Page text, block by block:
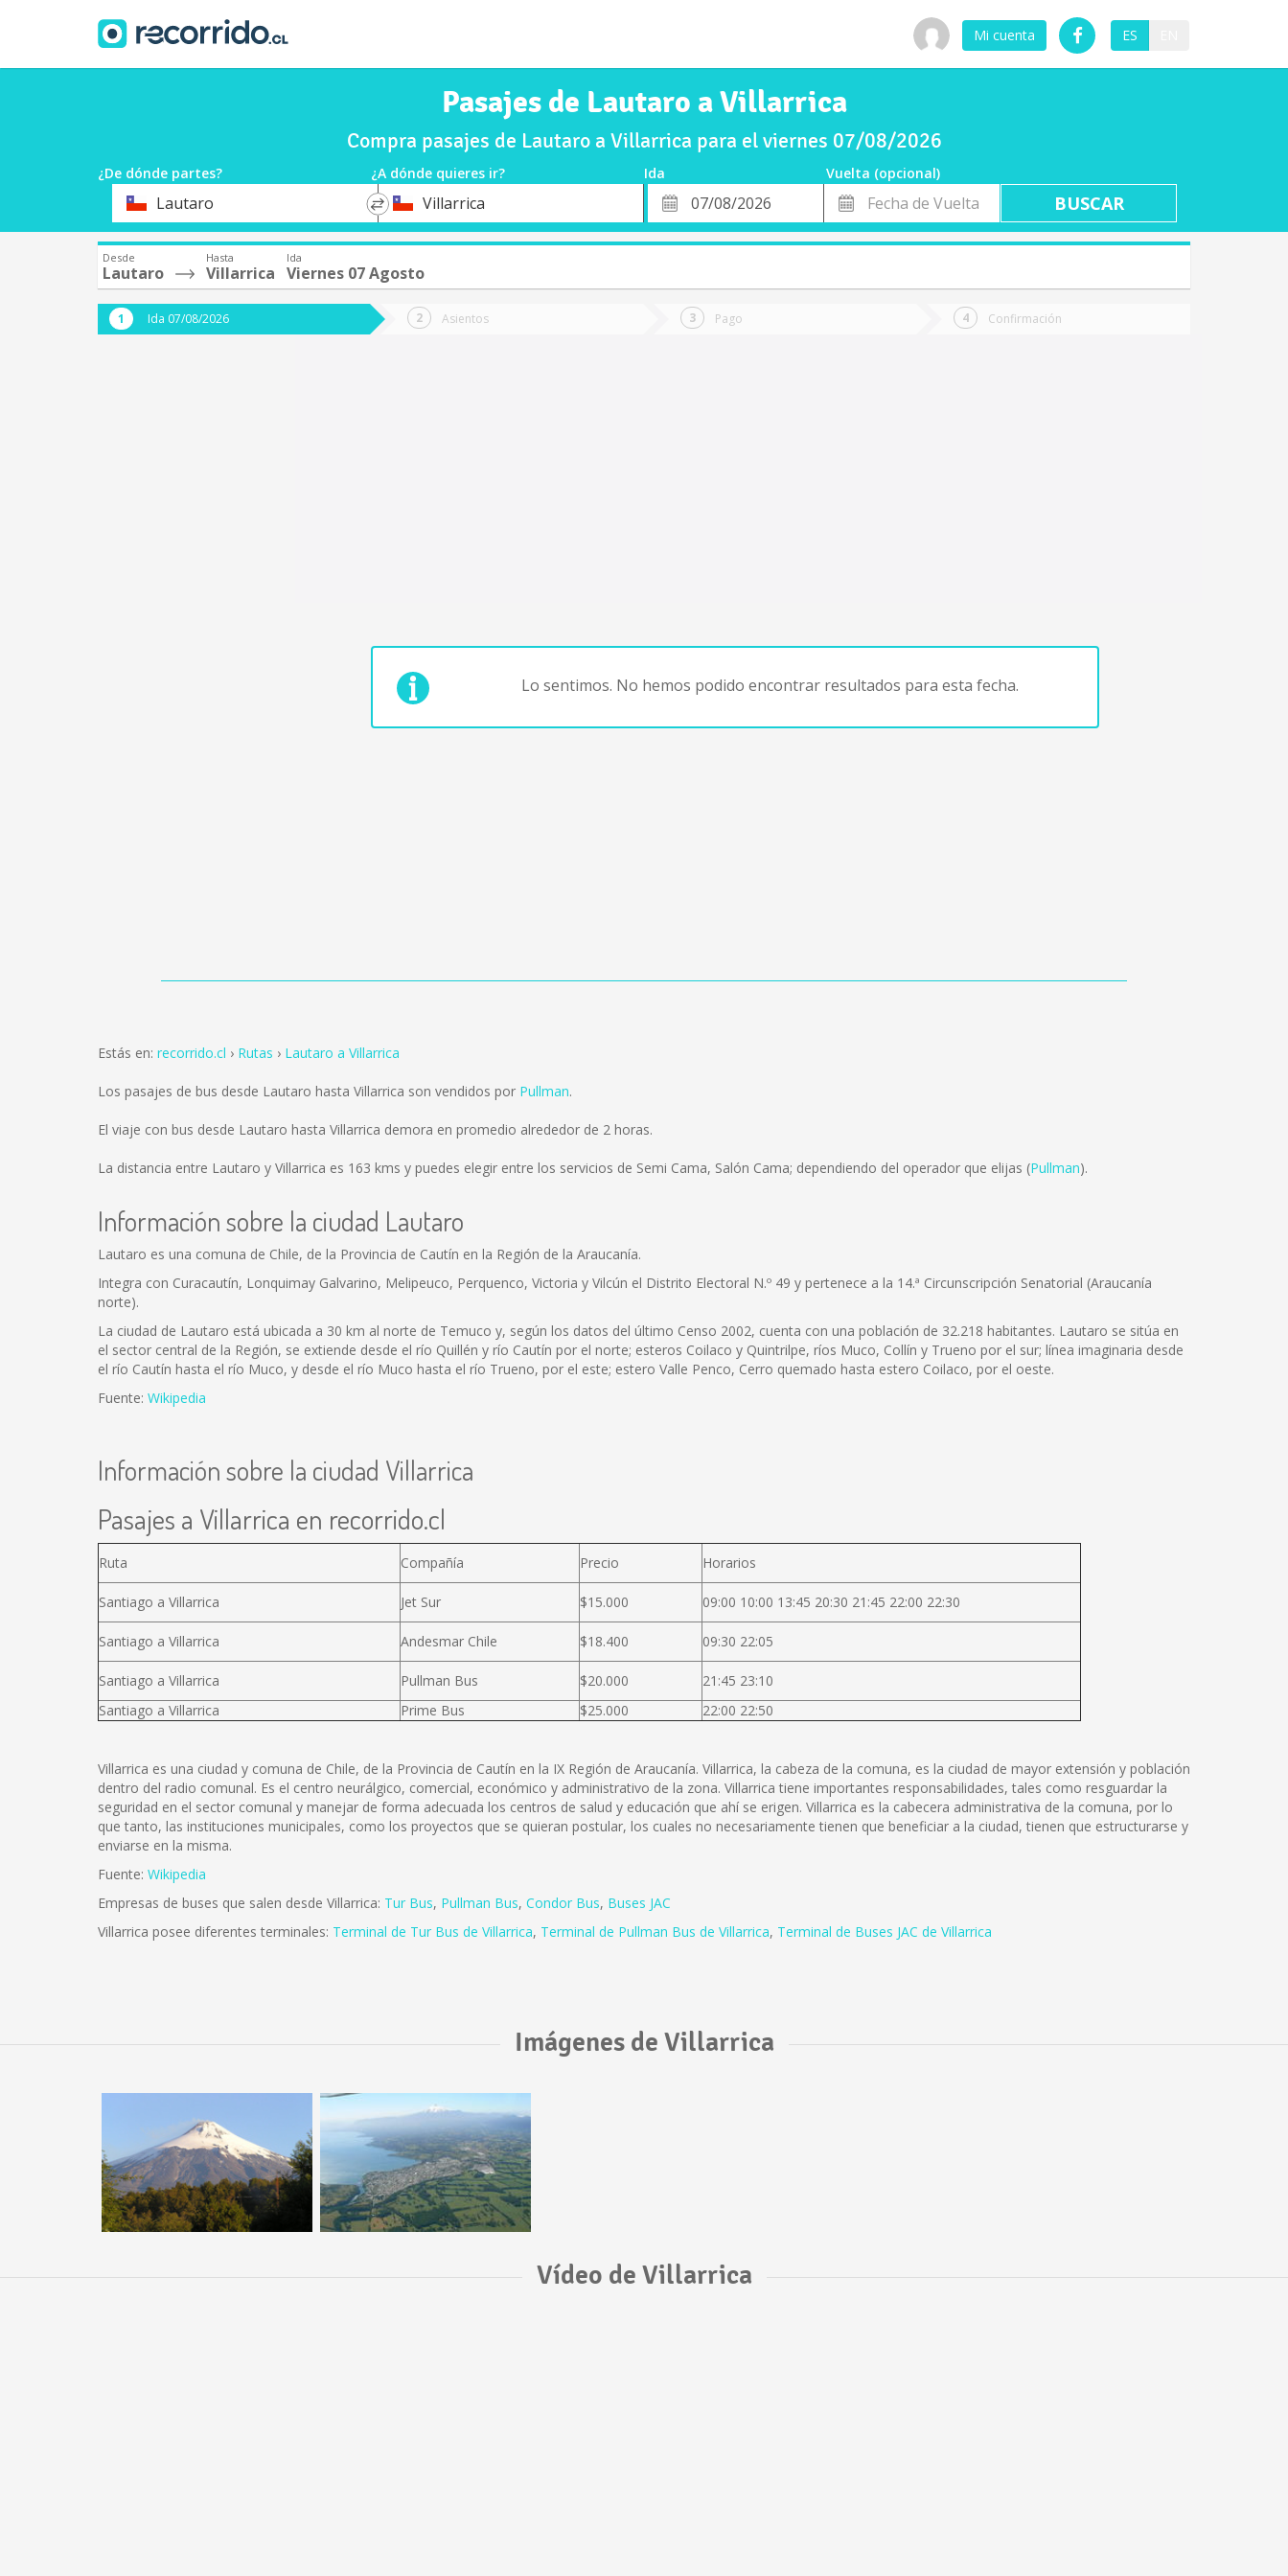
Mi cuenta ES
Pasajes de Lautaro a Villarrica
Compra pasajes de Lautaro a Villarrica para el viernes 07/08/2026
¿De dónde partes? ¿A dónde quieres ir? Ida
Vuelta (opcional)
OrigenLautaro
*
DestinoVillarrica
Fecha
de
Fecha
de
Vuelta
Desde
Lautaro
Hasta
Villarrica
Ida
Viernes 07 Agosto
Ida 07/08/2026 Asientos Pago Confirmación
Lo sentimos. No hemos podido encontrar resultados para esta fecha.
Estás en: recorrido.cl Rutas Lautaro a Villarrica
Los pasajes de bus desde Lautaro hasta Villarrica son vendidos por Pullman.
El viaje con bus desde Lautaro hasta Villarrica demora en promedio alrededor de 2 horas.
La distancia entre Lautaro y Villarrica es 163 kms y puedes elegir entre los servicios de Semi Cama, Salón Cama; dependiendo del operador que elijas (Pullman).
Información sobre la ciudad Lautaro
Lautaro es una comuna de Chile, de la Provincia de Cautín en la Región de la Araucanía.
Integra con Curacautín, Lonquimay Galvarino, Melipeuco, Perquenco, Victoria y Vilcún el Distrito Electoral N.º 49 y pertenece a la 14.ª Circunscripción Senatorial (Araucanía
norte).
La ciudad de Lautaro está ubicada a 30 km al norte de Temuco y, según los datos del último Censo 2002, cuenta con una población de 32.218 habitantes. Lautaro se sitúa en
el sector central de la Región, se extiende desde el río Quillén y río Cautín por el norte; esteros Coilaco y Quintrilpe, ríos Muco, Collín y Trueno por el sur; línea imaginaria desde
el río Cautín hasta el río Muco, y desde el río Muco hasta el río Trueno, por el este; estero Valle Penco, Cerro quemado hasta estero Coilaco, por el oeste.
Fuente: Wikipedia
Información sobre la ciudad Villarrica
Pasajes a Villarrica en recorrido.cl
Ruta Compañía Precio Horarios
Santiago a Villarrica Jet Sur $15.000 09:00 10:00 13:45 20:30 21:45 22:00 22:30
Santiago a Villarrica Andesmar Chile $18.400 09:30 22:05
Santiago a Villarrica Pullman Bus $20.000
21:45 23:10
Santiago a Villarrica
Prime Bus $25.000 22:00 22:50
Villarrica es una ciudad y comuna de Chile, de la Provincia de Cautín en la IX Región de Araucanía. Villarrica, la cabeza de la comuna, es la ciudad de mayor extensión y población
dentro del radio comunal. Es el centro neurálgico, comercial, económico y administrativo de la zona. Villarrica tiene importantes responsabilidades, tales como resguardar la
seguridad en el sector comunal y manejar de forma adecuada los centros de salud y educación que ahí se erigen. Villarrica es la cabecera administrativa de la comuna, por lo
que tanto, las instituciones municipales, como los proyectos que se quieran postular, los cuales no necesariamente tienen que beneficiar a la ciudad, tienen que estructurarse y
enviarse en la misma.
Fuente: Wikipedia
Empresas de buses que salen desde Villarrica: Tur Bus, Pullman Bus, Condor Bus, Buses JAC
Villarrica posee diferentes terminales: Terminal de Tur Bus de Villarrica, Terminal de Pullman Bus de Villarrica, Terminal de Buses JAC de Villarrica
Imágenes de Villarrica
Vídeo de Villarrica